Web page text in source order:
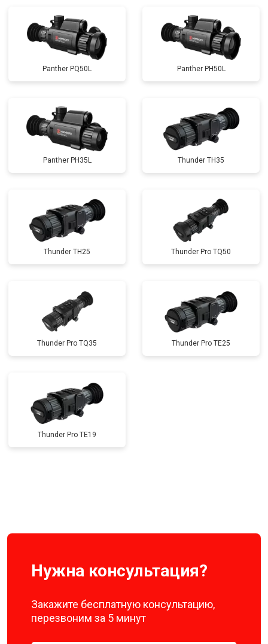
Panther PQ50L Panther PH50L
Panther PH35L Thunder TH35
Thunder TH25 Thunder Pro TQ50
Thunder Pro TQ35 Thunder Pro TE25
Thunder Pro TE19
Нужна консультация?
Закажите бесплатную консультацию,
перезвоним за 5 минут